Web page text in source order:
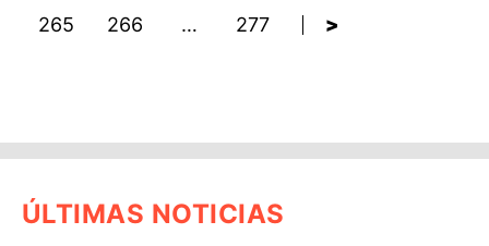
265 266 … 277 >
ÚLTIMAS NOTICIAS